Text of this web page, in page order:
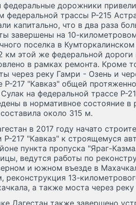
федеральные дорожники
федеральной трассы Р-215
капитально, что в два раза
завершены на 10-
поселка в
км этой же федеральной дороги
в рамках ремонта. Кроме
через реку Гамри - Озень и
Р-217 "Кавказ" общей
на федеральной трассе Р-
в нормативное состояние
около 315 м.
в 2017 году начато
Р-217 "Кавказ" к строящемуся
пункта пропуска "Яраг-
ведутся работы по
и южном въезде в
реконструкция 13-
а также моста через реку